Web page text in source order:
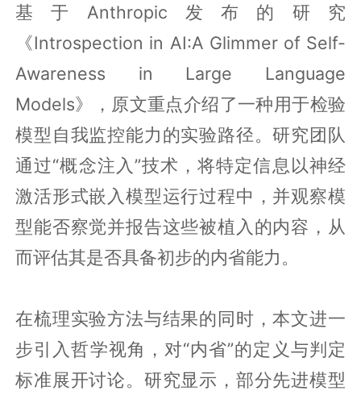
基于Anthropic发布的研究
《Introspection in AI:A Glimmer of Self-
Awareness in Large Language
Models》，原文重点介绍了一种用于检验
模型自我监控能力的实验路径。研究团队
通过“概念注入”技术，将特定信息以神经
激活形式嵌入模型运行过程中，并观察模
型能否察觉并报告这些被植入的内容，从
而评估其是否具备初步的内省能力。
在梳理实验方法与结果的同时，本文进一
步引入哲学视角，对“内省”的定义与判定
标准展开讨论。研究显示，部分先进模型